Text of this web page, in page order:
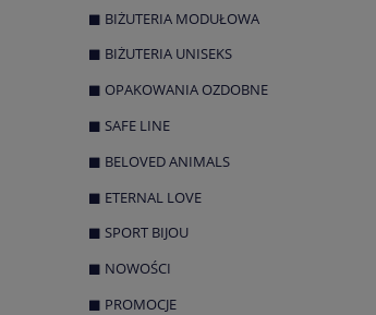
BIŻUTERIA MODUŁOWA
BIŻUTERIA UNISEKS
OPAKOWANIA OZDOBNE
SAFE LINE
BELOVED ANIMALS
ETERNAL LOVE
SPORT BIJOU
NOWOŚCI
PROMOCJE